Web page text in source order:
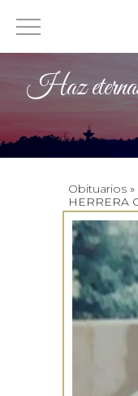
Haz eternas
Obituarios
HERRERA